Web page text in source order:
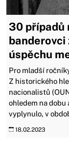
30 případů
banderovci
úspěchu
Pro mladší
Z historického
nacionalistů
ohledem na dobu
vyplynulo, v
18.02.2023